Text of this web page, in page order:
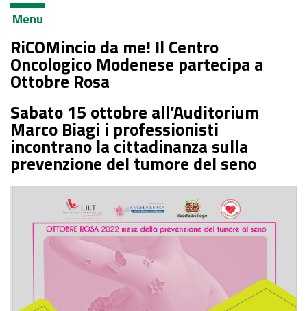
Menu
RiCOMincio da me! Il Centro
Oncologico Modenese partecipa a
Ottobre Rosa
Sabato 15 ottobre all’Auditorium
Marco Biagi i professionisti
incontrano la cittadinanza sulla
prevenzione del tumore del seno